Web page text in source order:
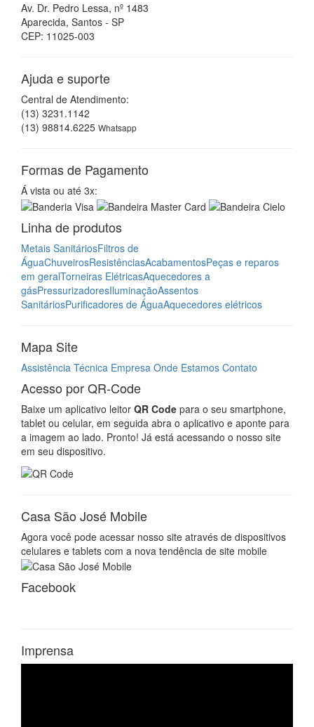
Av. Dr. Pedro Lessa, nº 1483
Aparecida, Santos - SP
CEP: 11025-003
Ajuda e suporte
Central de Atendimento:
(13) 3231.1142
(13) 98814.6225 Whatsapp
Formas de Pagamento
Á vista ou até 3x:
Linha de produtos
Metais SanitáriosFiltros de
ÁguaChuveirosResistênciasAcabamentosPeças e reparos
em geralTorneiras ElétricasAquecedores a
gásPressurizadoresIluminaçãoAssentos
SanitáriosPurificadores de ÁguaAquecedores elétricos
Mapa Site
Assistência Técnica Empresa Onde Estamos Contato
Acesso por QR-Code
Baixe um aplicativo leitor QR Code para o seu smartphone,
tablet ou celular, em seguida abra o aplicativo e aponte para
a imagem ao lado. Pronto! Já está acessando o nosso site
em seu dispositivo.
Casa São José Mobile
Agora você pode acessar nosso site através de dispositivos
celulares e tablets com a nova tendência de site mobile
Facebook
Imprensa